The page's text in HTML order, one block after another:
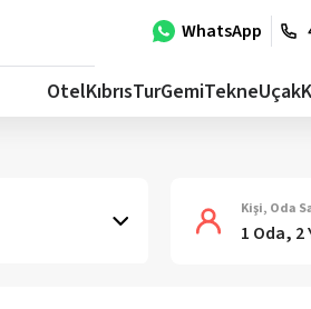
WhatsApp
OtelKıbrısTurGemiTekneUçak
Kişi, Oda
1 Oda, 2